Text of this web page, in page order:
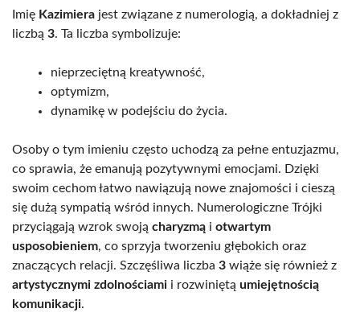
Imię Kazimiera jest związane z numerologią, a dokładniej z
liczbą 3. Ta liczba symbolizuje:
nieprzeciętną kreatywność,
optymizm,
dynamikę w podejściu do życia.
Osoby o tym imieniu często uchodzą za pełne entuzjazmu,
co sprawia, że emanują pozytywnymi emocjami. Dzięki
swoim cechom łatwo nawiązują nowe znajomości i cieszą
się dużą sympatią wśród innych. Numerologiczne Trójki
przyciągają wzrok swoją charyzmą i otwartym
usposobieniem, co sprzyja tworzeniu głębokich oraz
znaczących relacji. Szczęśliwa liczba 3 wiąże się również z
artystycznymi zdolnościami i rozwiniętą umiejętnością
komunikacji.